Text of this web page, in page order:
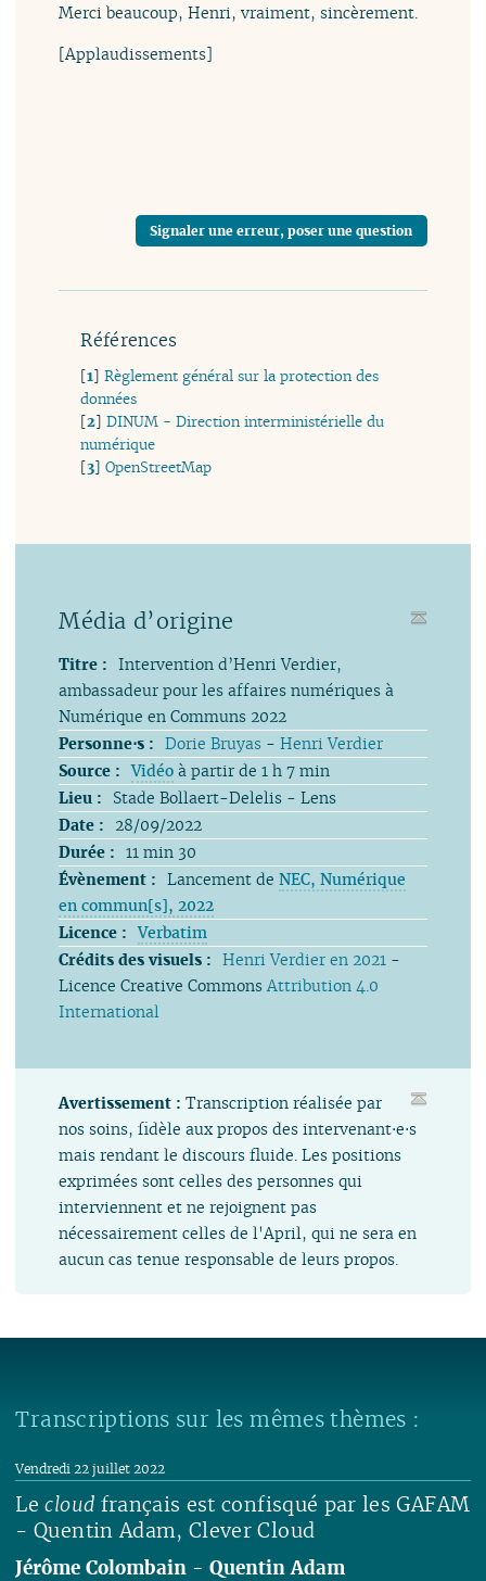
Merci beaucoup, Henri, vraiment, sincèrement.
[Applaudissements]
Signaler une erreur, poser une question
Références
[1]Règlement général sur la protection des
données
[2]DINUM - Direction interministérielle du
numérique
[3]OpenStreetMap
Média d’origine
Titre : Intervention d’Henri Verdier,
ambassadeur pour les affaires numériques à
Numérique en Communs 2022
Personne⋅s : Dorie Bruyas - Henri Verdier
Source : Vidéo à partir de 1 h 7 min
Lieu :
Stade Bollaert-Delelis - Lens
Date :
28/09/2022
Durée : 11 min 30
Évènement : Lancement deNEC, Numérique
en commun[s], 2022
Licence : Verbatim
Crédits des visuels : Henri Verdier en 2021 -
Licence Creative CommonsAttribution 4.0
International
Avertissement :Transcription réalisée par
nos soins, fidèle aux propos des intervenant⋅e⋅s
mais rendant le discours fluide. Les positions
exprimées sont celles des personnes qui
interviennent et ne rejoignent pas
nécessairement celles de l'April, qui ne sera en
aucun cas tenue responsable de leurs propos.
Transcriptions sur les mêmes thèmes :
Lecloud français est confisqué par les GAFAM
- Quentin Adam, Clever Cloud
Vendredi 22 juillet 2022
Jérôme Colombain -Quentin Adam